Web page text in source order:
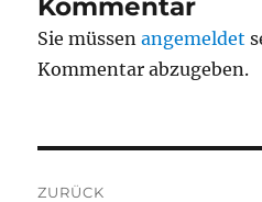
Kommentar
Sie müssenangemeldet
Kommentar abzugeben.
ZURÜCK